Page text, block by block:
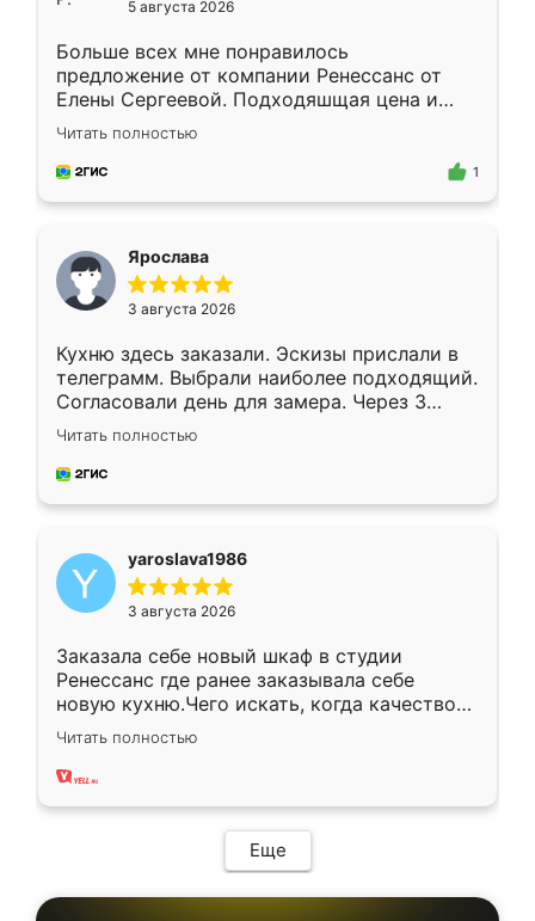
5 августа 2026
Больше всех мне понравилось
предложение от компании Ренессанс от
Елены Сергеевой. Подходяшщая цена и
короткие сроки изготовления. Приехавший
для замера сотрудник Владислав
предложил по моему эскизу самый
Читать полностью
1
Ярослава
3 августа 2026
Кухню здесь заказали. Эскизы прислали в
телеграмм. Выбрали наиболее подходящий.
Согласовали день для замера. Через 3
недели кухня была уже готова. Остались
довольны работой. Спасибо Ренессанс
мебель за качественную работу!
Читать полностью
yaroslava1986
3 августа 2026
Заказала себе новый шкаф в студии
Ренессанс где ранее заказывала себе
новую кухню.Чего искать, когда качеством
вполне довольна. Служит кухня уже почти
два года, нареканий нет.
Читать полностью
Еще